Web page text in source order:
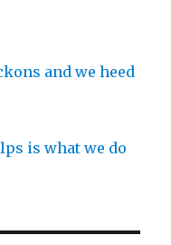
and we heed
is what we do